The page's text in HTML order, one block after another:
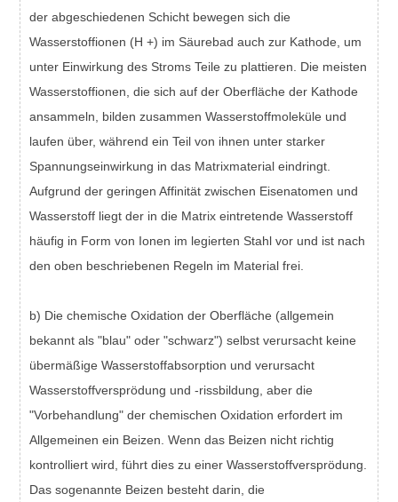
der abgeschiedenen Schicht bewegen sich die
Wasserstoffionen (H +) im Säurebad auch zur Kathode, um
unter Einwirkung des Stroms Teile zu plattieren. Die meisten
Wasserstoffionen, die sich auf der Oberfläche der Kathode
ansammeln, bilden zusammen Wasserstoffmoleküle und
laufen über, während ein Teil von ihnen unter starker
Spannungseinwirkung in das Matrixmaterial eindringt.
Aufgrund der geringen Affinität zwischen Eisenatomen und
Wasserstoff liegt der in die Matrix eintretende Wasserstoff
häufig in Form von Ionen im legierten Stahl vor und ist nach
den oben beschriebenen Regeln im Material frei.
b) Die chemische Oxidation der Oberfläche (allgemein
bekannt als "blau" oder "schwarz") selbst verursacht keine
übermäßige Wasserstoffabsorption und verursacht
Wasserstoffversprödung und -rissbildung, aber die
"Vorbehandlung" der chemischen Oxidation erfordert im
Allgemeinen ein Beizen. Wenn das Beizen nicht richtig
kontrolliert wird, führt dies zu einer Wasserstoffversprödung.
Das sogenannte Beizen besteht darin, die